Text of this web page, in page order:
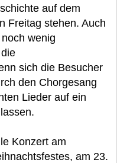
auf dem
Freitag stehen. Auch
wenig
sich die Besucher
den Chorgesang
Lieder auf ein
Konzert am
am 23.